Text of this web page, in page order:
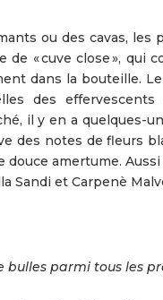
ou des cavas,
« cuve close », qui
dans la bouteille.
des
il y en a quelques-
des notes de fleurs
amertume.
Sandi et Carpenè
parmi tous les